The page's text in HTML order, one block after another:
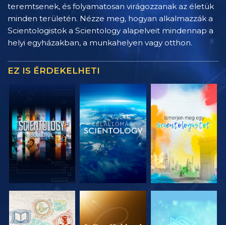
teremtsenek, és folyamatosan virágozzanak az életük
minden területén. Nézze meg, hogyan alkalmazzák a
Scientologistok a Scientology alapelveit mindennap a
helyi egyházakban, a munkahelyen vagy otthon.
EZ IS ÉRDEKELHETI
A SOROZAT
A SOROZAT
A SOROZAT